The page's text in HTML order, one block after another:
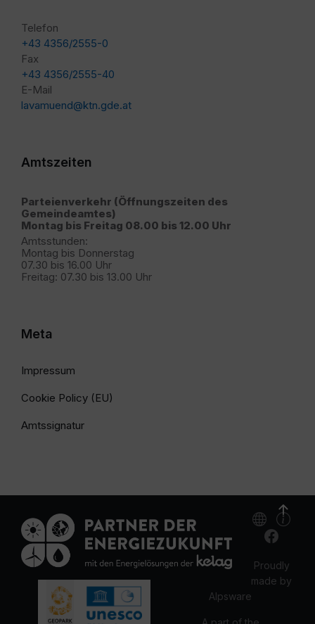
Telefon
+43 4356/2555-0
Fax
+43 4356/2555-40
E-Mail
lavamuend@ktn.gde.at
Amtszeiten
Parteienverkehr (Öffnungszeiten des
Gemeindeamtes)
Montag bis Freitag 08.00 bis 12.00 Uhr
Amtsstunden:
Montag bis Donnerstag
07.30 bis 16.00 Uhr
Freitag: 07.30 bis 13.00 Uhr
Meta
Impressum
Cookie Policy (EU)
Amtssignatur
Proudly
made by
Alpsware